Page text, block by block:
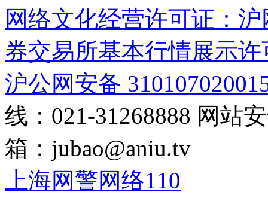
网络文化经营许可证：
券交易所基本行情展示许
沪公网安备
线：021-31268888 网站
箱： jubao@aniu.tv
上海网警网络110